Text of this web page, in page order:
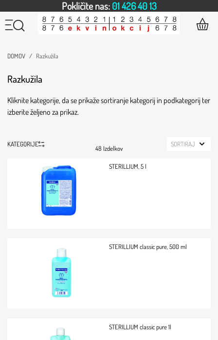
Pokličite nas:01 426 40 13
DOMOV Razkužila
Razkužila
Kliknite kategorije, da se prikaže sortiranje kategorij in podkategorij ter
izberite željeno za prikaz.
KATEGORIJE
48 Izdelkov
SORTIRAJ
STERILLIUM, 5 l
STERILLIUM classic pure, 500 ml
STERILLIUM classic pure 1l